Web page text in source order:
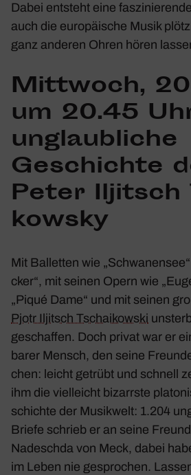
Dabei entsteht eine
auch die euro­päi­sche Musik
ganz anderen Ohren hören
Mitt­woch,
um 20.45
unglaub­liche
Geschichte
Peter
kowsky
Mit Balletten wie
cker“, mit seinen Opern wie
„Piqué Dame“ und mit seinen
Pjotr Iljitsch Tschai­kowski
geschaffen. Doch privat war er
barer Mensch, den seine
chen: leicht getrübt und schnell
ihm die viel­leicht bizarrste
schichte der Musik­welt: 1.204
Briefe schrieb er an seine
Nadeschda von Meck, dabei
im Leben nie gespro­chen.